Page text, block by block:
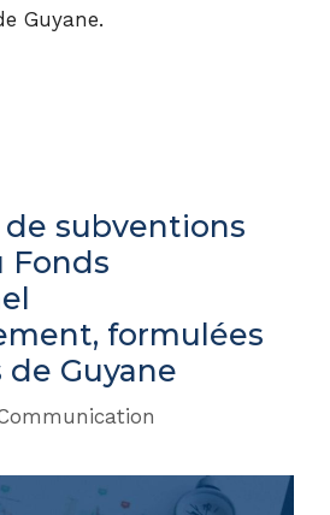
Guyane.
subventions
Fonds
formulées
de Guyane